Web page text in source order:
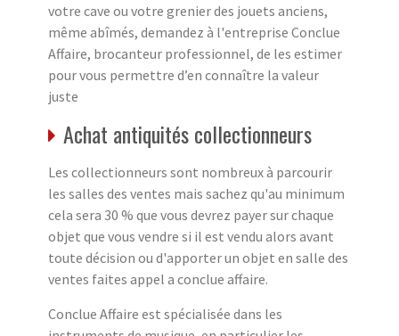
votre cave ou votre grenier des jouets anciens,
même abîmés, demandez à l'entreprise Conclue
Affaire, brocanteur professionnel, de les estimer
pour vous permettre d’en connaître la valeur
juste
Achat antiquités collectionneurs
Les collectionneurs sont nombreux à parcourir
les salles des ventes mais sachez qu'au minimum
cela sera 30 % que vous devrez payer sur chaque
objet que vous vendre si il est vendu alors avant
toute décision ou d'apporter un objet en salle des
ventes faites appel a conclue affaire.
Conclue Affaire est spécialisée dans les